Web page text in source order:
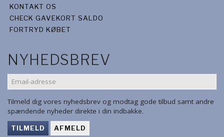
KONTAKT OS
CHECK GAVEKORT SALDO
FORTRYD KØBET
NYHEDSBREV
EMAIL-
ADRESSE
Tilmeld dig vores nyhedsbrev og modtag gode tilbud samt andre
spændende nyheder direkte i din indbakke.
TILMELD AFMELD